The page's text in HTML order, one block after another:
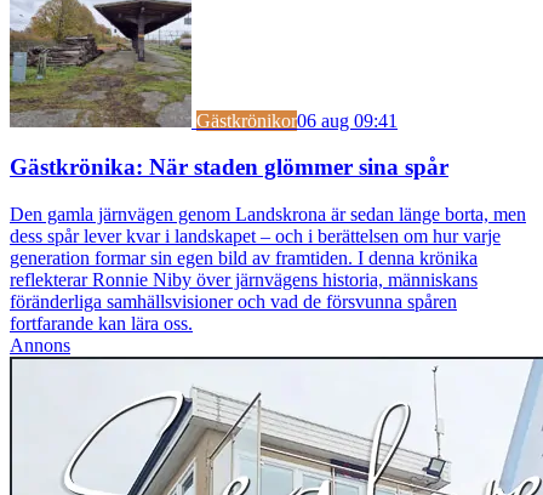
Gästkrönikor06 aug 09:41
Gästkrönika: När staden glömmer sina spår
Den gamla järnvägen genom Landskrona är sedan länge borta, men
dess spår lever kvar i landskapet – och i berättelsen om hur varje
generation formar sin egen bild av framtiden. I denna krönika
reflekterar Ronnie Niby över järnvägens historia, människans
föränderliga samhällsvisioner och vad de försvunna spåren
fortfarande kan lära oss.
Annons